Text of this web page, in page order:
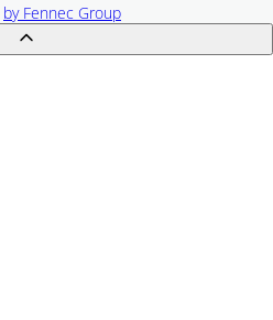
by Fennec Group